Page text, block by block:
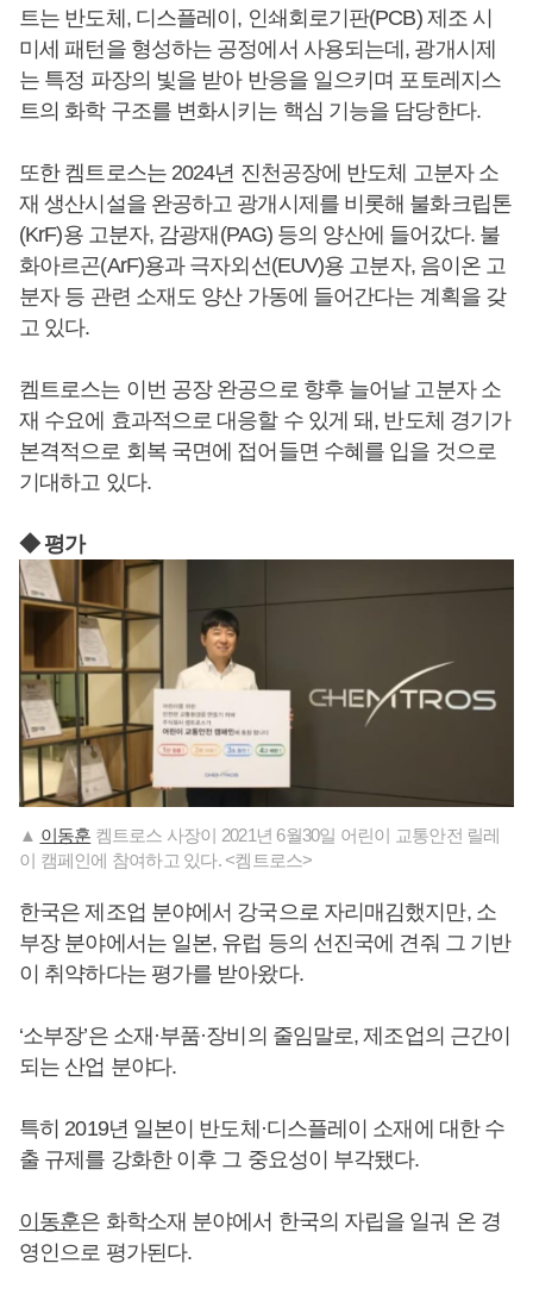
트는 반도체, 디스플레이, 인쇄회로기판(PCB) 제조 시
미세 패턴을 형성하는 공정에서 사용되는데, 광개시제
는 특정 파장의 빛을 받아 반응을 일으키며 포토레지스
트의 화학 구조를 변화시키는 핵심 기능을 담당한다.
또한 켐트로스는 2024년 진천공장에 반도체 고분자 소
재 생산시설을 완공하고 광개시제를 비롯해 불화크립톤
(KrF)용 고분자, 감광재(PAG) 등의 양산에 들어갔다. 불
화아르곤(ArF)용과 극자외선(EUV)용 고분자, 음이온 고
분자 등 관련 소재도 양산 가동에 들어간다는 계획을 갖
고 있다.
켐트로스는 이번 공장 완공으로 향후 늘어날 고분자 소
재 수요에 효과적으로 대응할 수 있게 돼, 반도체 경기가
본격적으로 회복 국면에 접어들면 수혜를 입을 것으로
기대하고 있다.
◆ 평가
▲ 이동훈 켐트로스 사장이 2021년 6월30일 어린이 교통안전 릴레
이 캠페인에 참여하고 있다. <켐트로스>
한국은 제조업 분야에서 강국으로 자리매김했지만, 소
부장 분야에서는 일본, 유럽 등의 선진국에 견줘 그 기반
이 취약하다는 평가를 받아왔다.
‘소부장’은 소재·부품·장비의 줄임말로, 제조업의 근간이
되는 산업 분야다.
특히 2019년 일본이 반도체·디스플레이 소재에 대한 수
출 규제를 강화한 이후 그 중요성이 부각됐다.
이동훈은 화학소재 분야에서 한국의 자립을 일궈 온 경
영인으로 평가된다.